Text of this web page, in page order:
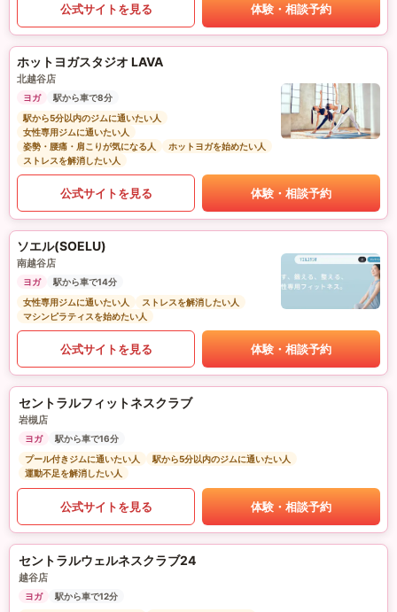
公式サイトを見る 体験・相談予約
ホットヨガスタジオ LAVA
北越谷店
ヨガ
駅から車で8分
駅から5分以内のジムに通いたい人
女性専用ジムに通いたい人
姿勢・腰痛・肩こりが気になる人
ホットヨガを始めたい人
ストレスを解消したい人
公式サイトを見る 体験・相談予約
ソエル(SOELU)
南越谷店
ヨガ
駅から車で14分
女性専用ジムに通いたい人
ストレスを解消したい人
マシンピラティスを始めたい人
公式サイトを見る 体験・相談予約
セントラルフィットネスクラブ
岩槻店
ヨガ
駅から車で16分
プール付きジムに通いたい人
駅から5分以内のジムに通いたい人
運動不足を解消したい人
公式サイトを見る 体験・相談予約
セントラルウェルネスクラブ24
越谷店
ヨガ
駅から車で12分